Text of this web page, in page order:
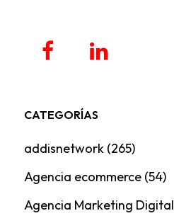
CATEGORÍAS
addisnetwork(265)
Agencia ecommerce(54)
Agencia Marketing Digital